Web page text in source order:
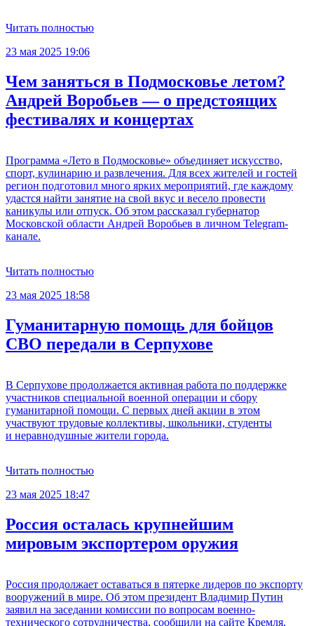
Читать полностью
23 мая 2025 19:06
Чем заняться в Подмосковье летом?
Андрей Воробьев — о предстоящих
фестивалях и концертах
Программа «Лето в Подмосковье» объединяет искусство,
спорт, кулинарию и развлечения. Для всех жителей и гостей
регион подготовил много ярких мероприятий, где каждому
удастся найти занятие на свой вкус и весело провести
каникулы или отпуск. Об этом рассказал губернатор
Московской области Андрей Воробьев в личном Telegram-
канале.
Читать полностью
23 мая 2025 18:58
Гуманитарную помощь для бойцов
СВО передали в Серпухове
В Серпухове продолжается активная работа по поддержке
участников специальной военной операции и сбору
гуманитарной помощи. С первых дней акции в этом
участвуют трудовые коллективы, школьники, студенты
и неравнодушные жители города.
Читать полностью
23 мая 2025 18:47
Россия осталась крупнейшим
мировым экспортером оружия
Россия продолжает оставаться в пятерке лидеров по экспорту
вооружений в мире. Об этом президент Владимир Путин
заявил на заседании комиссии по вопросам военно-
технического сотрудничества, сообщили на сайте Кремля.